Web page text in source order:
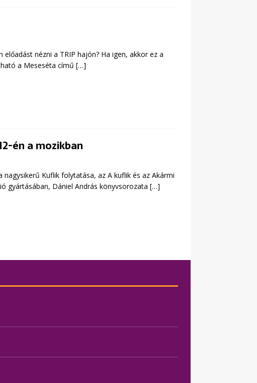
nézni a TRIP hajón? Ha igen, akkor ez a
a Meseséta című […]
én a mozikban
Kuflik folytatása, az A kuflik és az Akármi
gyártásában, Dániel András könyvsorozata […]